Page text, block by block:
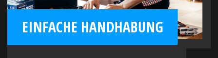
EINFACHE HANDHABUNG